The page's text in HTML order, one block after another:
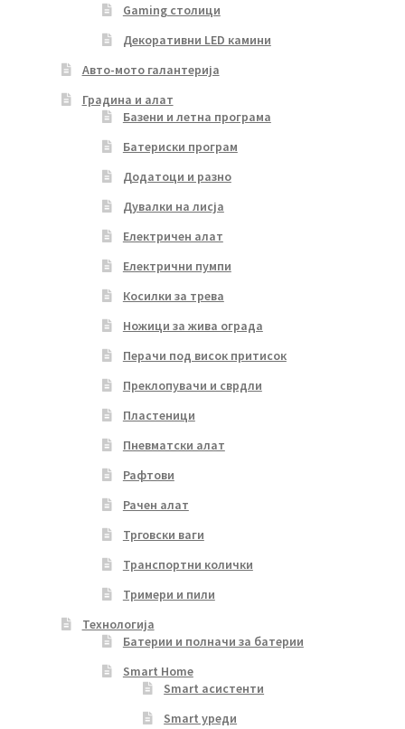
Gaming столици
Декоративни LED камини
Авто-мото галантерија
Градина и алат
Базени и летна програма
Батериски програм
Додатоци и разно
Дувалки на лисја
Електричен алат
Електрични пумпи
Косилки за трева
Ножици за жива ограда
Перачи под висок притисок
Преклопувачи и сврдли
Пластеници
Пневматски алат
Рафтови
Рачен алат
Трговски ваги
Транспортни колички
Тримери и пили
Технологија
Батерии и полначи за батерии
Smart Home
Smart асистенти
Smart уреди